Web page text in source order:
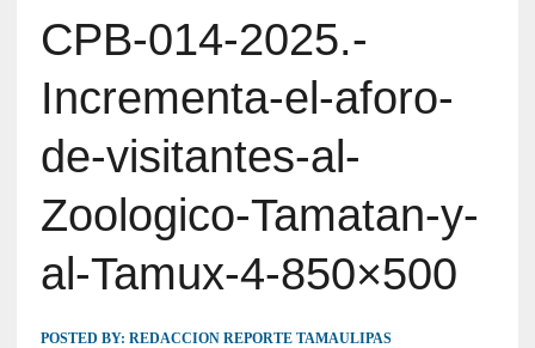
CPB-014-2025.-
Incrementa-el-aforo-
de-visitantes-al-
Zoologico-Tamatan-y-
al-Tamux-4-850×500
POSTED BY: REDACCION REPORTE TAMAULIPAS